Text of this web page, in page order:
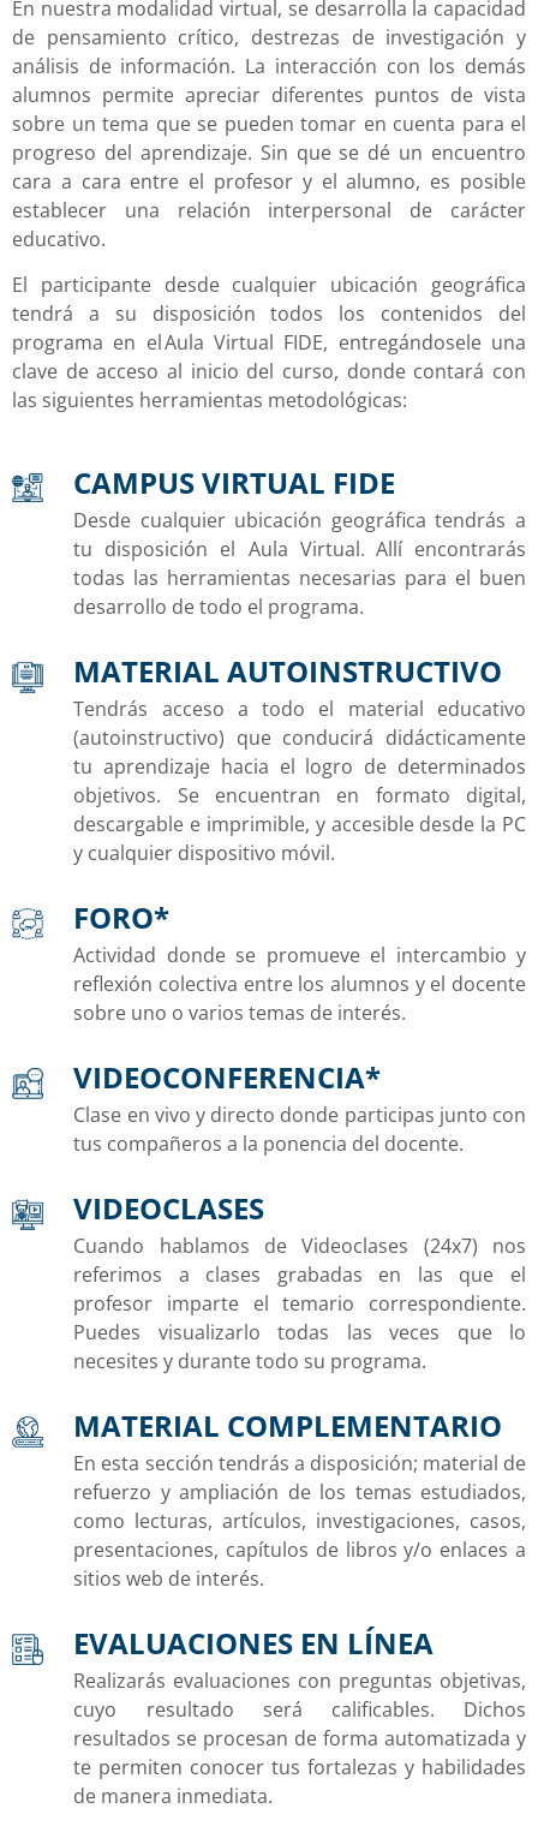
En nuestra modalidad virtual, se desarrolla la capacidad
de pensamiento crítico, destrezas de investigación y
análisis de información. La interacción con los demás
alumnos permite apreciar diferentes puntos de vista
sobre un tema que se pueden tomar en cuenta para el
progreso del aprendizaje. Sin que se dé un encuentro
cara a cara entre el profesor y el alumno, es posible
establecer una relación interpersonal de carácter
educativo.
El participante desde cualquier ubicación geográfica
tendrá a su disposición todos los contenidos del
programa en el Aula Virtual FIDE, entregándosele una
clave de acceso al inicio del curso, donde contará con
las siguientes herramientas metodológicas:
CAMPUS VIRTUAL FIDE
Desde cualquier ubicación geográfica tendrás a
tu disposición el Aula Virtual. Allí encontrarás
todas las herramientas necesarias para el buen
desarrollo de todo el programa.
MATERIAL AUTOINSTRUCTIVO
Tendrás acceso a todo el material educativo
(autoinstructivo) que conducirá didácticamente
tu aprendizaje hacia el logro de determinados
objetivos. Se encuentran en formato digital,
descargable e imprimible, y accesible desde la PC
y cualquier dispositivo móvil.
FORO*
Actividad donde se promueve el intercambio y
reflexión colectiva entre los alumnos y el docente
sobre uno o varios temas de interés.
VIDEOCONFERENCIA*
Clase en vivo y directo donde participas junto con
tus compañeros a la ponencia del docente.
VIDEOCLASES
Cuando hablamos de Videoclases (24x7) nos
referimos a clases grabadas en las que el
profesor imparte el temario correspondiente.
Puedes visualizarlo todas las veces que lo
necesites y durante todo su programa.
MATERIAL COMPLEMENTARIO
En esta sección tendrás a disposición; material de
refuerzo y ampliación de los temas estudiados,
como lecturas, artículos, investigaciones, casos,
presentaciones, capítulos de libros y/o enlaces a
sitios web de interés.
EVALUACIONES EN LÍNEA
Realizarás evaluaciones con preguntas objetivas,
cuyo resultado será calificables. Dichos
resultados se procesan de forma automatizada y
te permiten conocer tus fortalezas y habilidades
de manera inmediata.